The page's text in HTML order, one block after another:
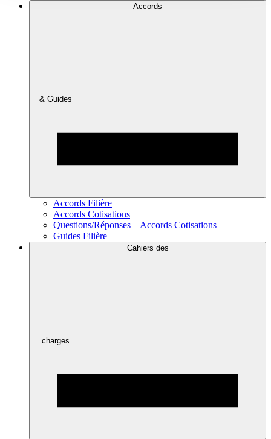
Accords
& Guides
Accords Filière
Accords Cotisations
Questions/Réponses – Accords Cotisations
Guides Filière
Cahiers des
charges